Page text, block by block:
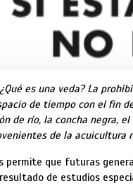
es una veda? La
de tiempo con el fin
de río, la concha negra,
de la
permite que futuras
de estudios